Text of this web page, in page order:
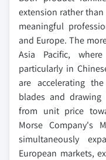
extension rather
meaningful
and Europe. The
Asia Pacific,
particularly in
are accelerating
blades and drawing
from unit price
Morse Company's
simultaneously
European markets,